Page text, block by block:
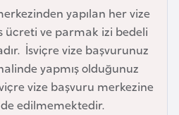
yapılan her vize
ücreti ve parmak izi bedeli
İsviçre vize başvurunuz
yapmış olduğunuz
vize başvuru merkezine
edilmemektedir.